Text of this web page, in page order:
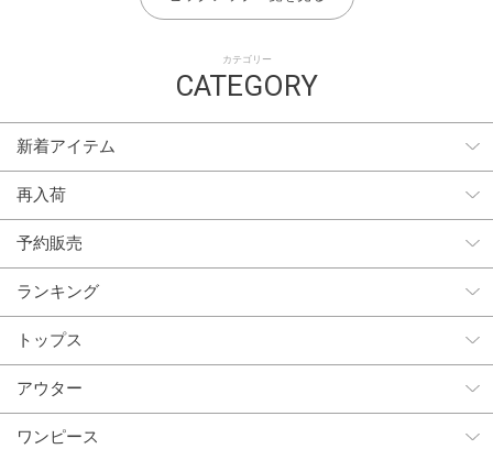
カテゴリー
CATEGORY
新着アイテム
再入荷
予約販売
ランキング
トップス
アウター
ワンピース